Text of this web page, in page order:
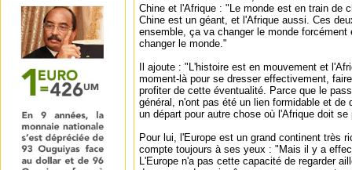
Chine et l'Afrique : "Le monde est en train de
Chine est un géant, et l'Afrique aussi. Ces
ensemble, ça va changer le monde
changer le monde."
Il ajoute : "L'histoire est en mouvement et
moment-là pour se dresser effectivement,
profiter de cette éventualité. Parce que le
général, n'ont pas été un lien formidable et de
un départ pour autre chose où l'Afrique doit se
Pour lui, l'Europe est un grand continent très
compte toujours à ses yeux : "Mais il y a
L'Europe n'a pas cette capacité de regarder